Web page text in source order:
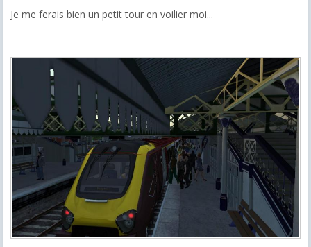
Je me ferais bien un petit tour en voilier moi...